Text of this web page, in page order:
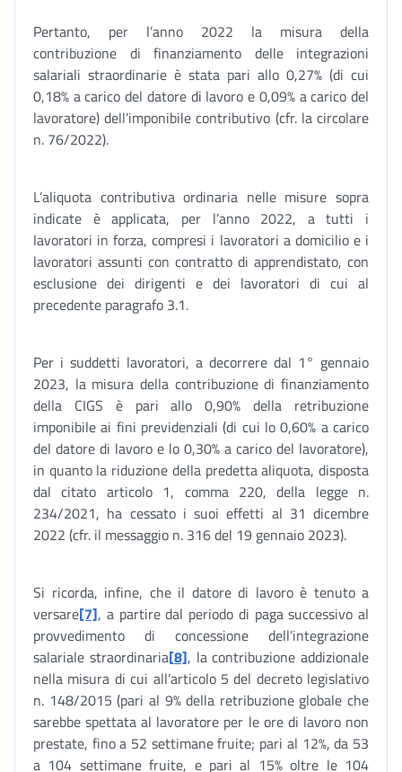
Pertanto, per l’anno 2022 la misura della
contribuzione di finanziamento delle integrazioni
salariali straordinarie è stata pari allo 0,27% (di cui
0,18% a carico del datore di lavoro e 0,09% a carico del
lavoratore) dell’imponibile contributivo (cfr. la circolare
n. 76/2022).
L’aliquota contributiva ordinaria nelle misure sopra
indicate è applicata, per l’anno 2022, a tutti i
lavoratori in forza, compresi i lavoratori a domicilio e i
lavoratori assunti con contratto di apprendistato, con
esclusione dei dirigenti e dei lavoratori di cui al
precedente paragrafo 3.1.
Per i suddetti lavoratori, a decorrere dal 1° gennaio
2023, la misura della contribuzione di finanziamento
della CIGS è pari allo 0,90% della retribuzione
imponibile ai fini previdenziali (di cui lo 0,60% a carico
del datore di lavoro e lo 0,30% a carico del lavoratore),
in quanto la riduzione della predetta aliquota, disposta
dal citato articolo 1, comma 220, della legge n.
234/2021, ha cessato i suoi effetti al 31 dicembre
2022 (cfr. il messaggio n. 316 del 19 gennaio 2023).
Si ricorda, infine, che il datore di lavoro è tenuto a
versare[7], a partire dal periodo di paga successivo al
provvedimento di concessione dell’integrazione
salariale straordinaria[8], la contribuzione addizionale
nella misura di cui all’articolo 5 del decreto legislativo
n. 148/2015 (pari al 9% della retribuzione globale che
sarebbe spettata al lavoratore per le ore di lavoro non
prestate, fino a 52 settimane fruite; pari al 12%, da 53
a 104 settimane fruite, e pari al 15% oltre le 104